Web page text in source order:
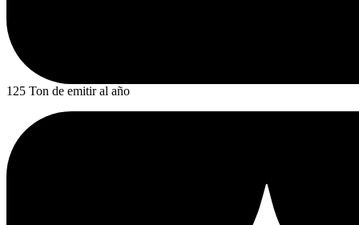
125 Ton de emitir al año